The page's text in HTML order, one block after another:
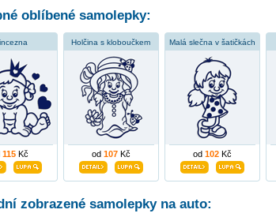
oblíbené samolepky:
115 Kč
Holčina s kloboučkem
od 107Kč
Malá slečna v šatičkách
od 102Kč
zobrazené samolepky na auto: